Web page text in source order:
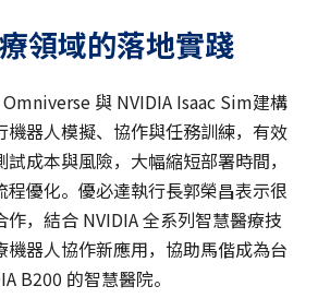
領域的落地實踐
與 NVIDIA Isaac Sim建構
機器人模擬、協作與任務訓練，有效
成本與風險，大幅縮短部署時間，
程優化。優必達執行長郭榮昌表示很
，結合 NVIDIA 全系列智慧醫療技
機器人協作新應用，協助馬偕成為台
B200 的智慧醫院。